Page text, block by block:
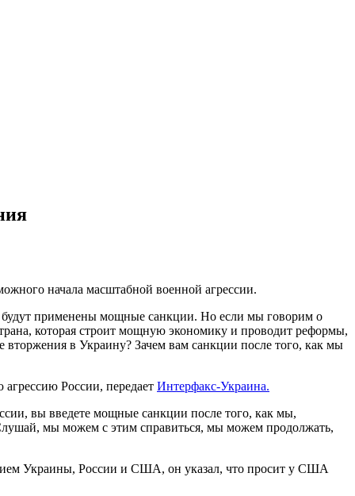
начала масштабной военной агрессии.
будут применены мощные санкции. Но если мы говорим о
которая строит мощную экономику и проводит реформы,
в Украину? Зачем вам санкции после того, как мы
России, передает Интерфакс-Украина.
вы введете мощные санкции после того, как мы,
мы можем с этим справиться, мы можем продолжать,
Украины, России и США, он указал, что просит у США